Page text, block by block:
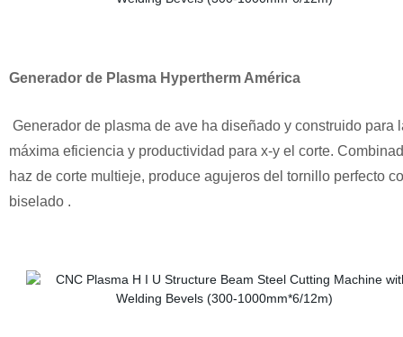
Generador de Plasma Hypertherm América
Generador de plasma de ave ha diseñado y construido para
máxima eficiencia y productividad para x-y el corte.
haz de corte multieje, produce agujeros del tornillo perfecto
biselado .